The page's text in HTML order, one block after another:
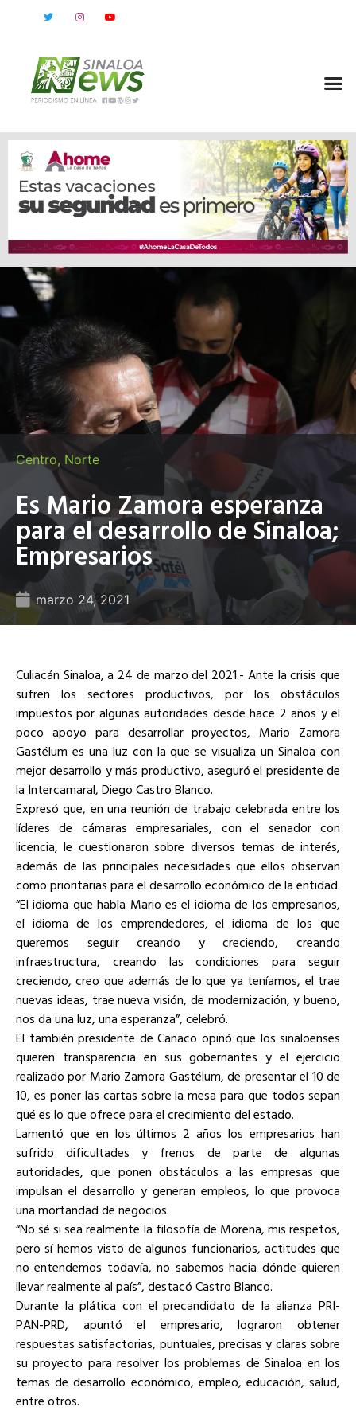
Centro, Norte
Es Mario Zamora esperanza
para el desarrollo de Sinaloa;
Empresarios
marzo 24, 2021
Culiacán Sinaloa, a 24 de marzo del 2021.- Ante la crisis que
sufren los sectores productivos, por los obstáculos
impuestos por algunas autoridades desde hace 2 años y el
poco apoyo para desarrollar proyectos, Mario Zamora
Gastélum es una luz con la que se visualiza un Sinaloa con
mejor desarrollo y más productivo, aseguró el presidente de
la Intercamaral, Diego Castro Blanco.
Expresó que, en una reunión de trabajo celebrada entre los
líderes de cámaras empresariales, con el senador con
licencia, le cuestionaron sobre diversos temas de interés,
además de las principales necesidades que ellos observan
como prioritarias para el desarrollo económico de la entidad.
“El idioma que habla Mario es el idioma de los empresarios,
el idioma de los emprendedores, el idioma de los que
queremos seguir creando y creciendo, creando
infraestructura, creando las condiciones para seguir
creciendo, creo que además de lo que ya teníamos, el trae
nuevas ideas, trae nueva visión, de modernización, y bueno,
nos da una luz, una esperanza”, celebró.
El también presidente de Canaco opinó que los sinaloenses
quieren transparencia en sus gobernantes y el ejercicio
realizado por Mario Zamora Gastélum, de presentar el 10 de
10, es poner las cartas sobre la mesa para que todos sepan
qué es lo que ofrece para el crecimiento del estado.
Lamentó que en los últimos 2 años los empresarios han
sufrido dificultades y frenos de parte de algunas
autoridades, que ponen obstáculos a las empresas que
impulsan el desarrollo y generan empleos, lo que provoca
una mortandad de negocios.
“No sé si sea realmente la filosofía de Morena, mis respetos,
pero sí hemos visto de algunos funcionarios, actitudes que
no entendemos todavía, no sabemos hacia dónde quieren
llevar realmente al país”, destacó Castro Blanco.
Durante la plática con el precandidato de la alianza PRI-
PAN-PRD, apuntó el empresario, lograron obtener
respuestas satisfactorias, puntuales, precisas y claras sobre
su proyecto para resolver los problemas de Sinaloa en los
temas de desarrollo económico, empleo, educación, salud,
entre otros.